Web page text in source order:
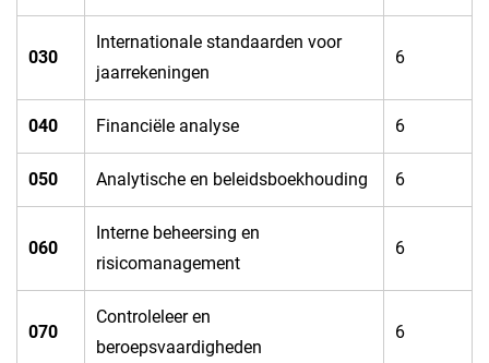
​030
​Internationale standaarden voor
jaarrekeningen
​6
​040 ​Financiële analyse ​6
​050 ​Analytische en beleidsboekhouding ​6
​060
​Interne beheersing en
risicomanagement
​6
070​
​Controleleer en
beroepsvaardigheden
​6